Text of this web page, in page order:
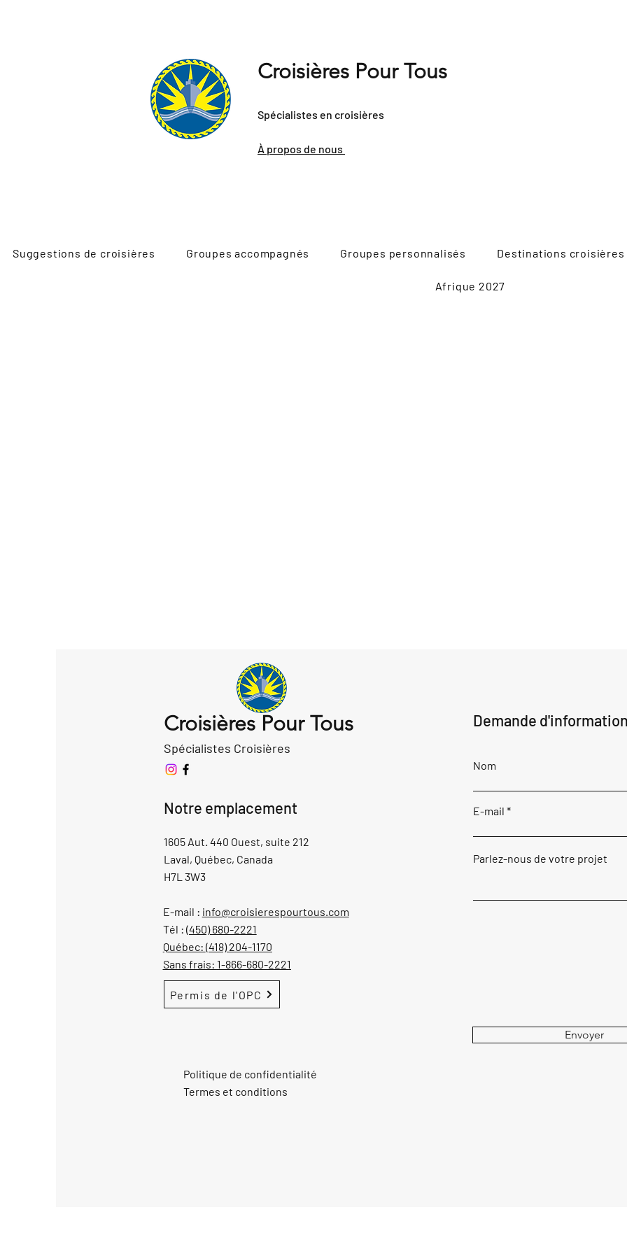
Croisières Pour Tous
Spécialistes en croisières
À propos de nous
Suggestions de croisières Groupes accompagnés Groupes personnalisés Destinations croisières
Afrique 2027
Croisières Pour Tous
Spécialistes Croisières
Notre emplacement
1605 Aut. 440 Ouest, suite 212
Laval, Québec, Canada
H7L 3W3
E-mail : info@croisierespourtous.com
Tél : (450) 680-2221
Québec: (418) 204-1170
Sans frais: 1-866-680-2221
Permis de l'OPC
Demande
Nom
E-mail
Parlez-nous de votre projet
Envoyer
Politique de confidentialité
Termes et conditions